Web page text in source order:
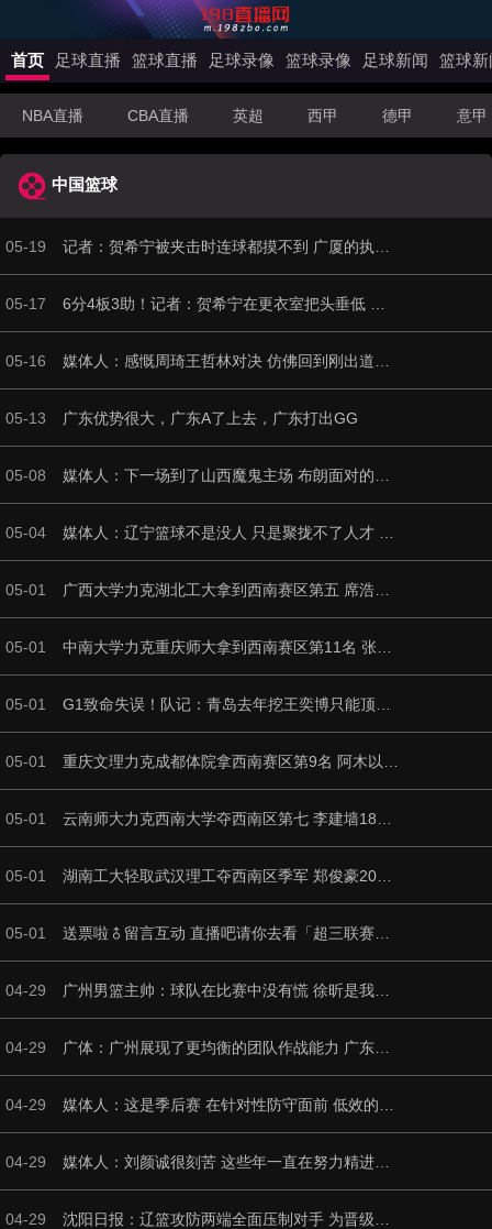
首页 足球直播 篮球直播 足球录像 篮球录像 足球新闻 篮球新
NBA直播 CBA直播 英超 西甲 德甲 意甲
中国篮球
05-19
05-17
05-16
05-13 广东优势很大，广东A了上去，广东打出GG
05-08
05-04
05-01
05-01
05-01
05-01
05-01
05-01
05-01
04-29
04-29
04-29
04-29
04-29